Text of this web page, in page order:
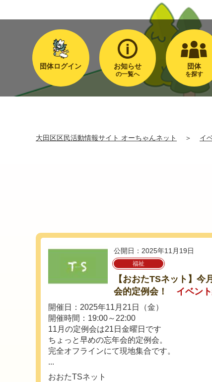
団体ログイン お知らせ
の一覧へ
団体
を探す
大田区区民活動情報サイト オーちゃんネット ＞ イ
公開日：2025年11月19日
福祉
【おおたTSネット】今
会的定例会！
イベン
開催日：2025年11月21日（金）
開催時間：19:00～22:00
11月の定例会は21日金曜日です
ちょっと早めの忘年会的定例会。
完全オフラインにて現地集合です。
...
おおたTSネット